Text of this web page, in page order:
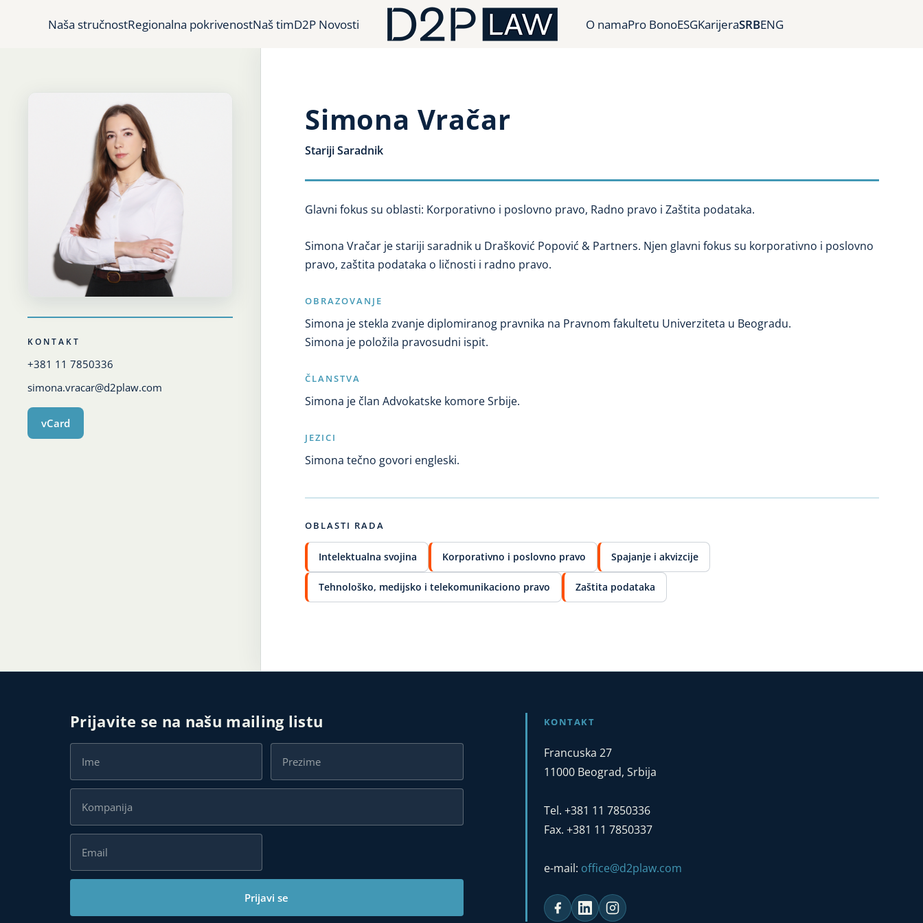
Naša stručnostRegionalna pokrivenostNaš timD2P Novosti O namaPro BonoESGKarijeraSRBENG
KONTAKT
+381 11 7850336
simona.vracar@d2plaw.com
vCard
Simona Vračar
Stariji Saradnik
Glavni fokus su oblasti: Korporativno i poslovno pravo, Radno pravo i Zaštita podataka.
Simona Vračar je stariji saradnik u Drašković Popović & Partners. Njen glavni fokus su korporativno i poslovno
pravo, zaštita podataka o ličnosti i radno pravo.
OBRAZOVANJE
Simona je stekla zvanje diplomiranog pravnika na Pravnom fakultetu Univerziteta u Beogradu.
Simona je položila pravosudni ispit.
ČLANSTVA
Simona je član Advokatske komore Srbije.
JEZICI
Simona tečno govori engleski.
OBLASTI RADA
Intelektualna svojina Korporativno i poslovno pravo Spajanje i akvizcije
Tehnološko, medijsko i telekomunikaciono pravo Zaštita podataka
Prijavite se na našu mailing listu
Prijavi se
KONTAKT
Francuska 27
11000 Beograd, Srbija
Tel. +381 11 7850336
Fax. +381 11 7850337
e-mail: office@d2plaw.com